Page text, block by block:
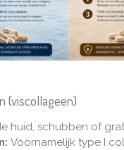
(viscollageen)
huid, schubben of
Voornamelijk type I